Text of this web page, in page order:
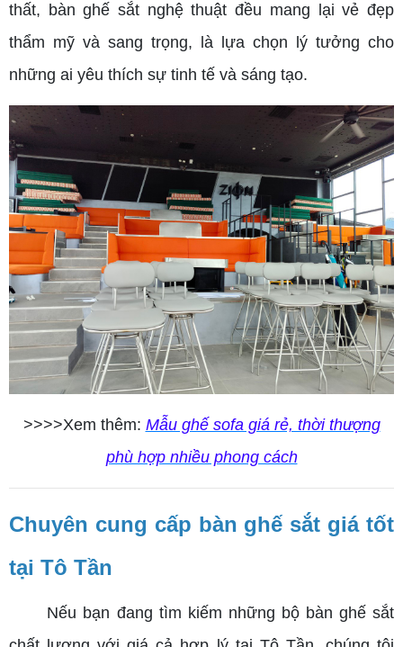
thất, bàn ghế sắt nghệ thuật đều mang lại vẻ đẹp
thẩm mỹ và sang trọng, là lựa chọn lý tưởng cho
những ai yêu thích sự tinh tế và sáng tạo.
>>>>Xem thêm: Mẫu ghế sofa giá rẻ, thời thượng
phù hợp nhiều phong cách
Chuyên cung cấp bàn ghế sắt giá tốt
tại Tô Tần
Nếu bạn đang tìm kiếm những bộ bàn ghế sắt